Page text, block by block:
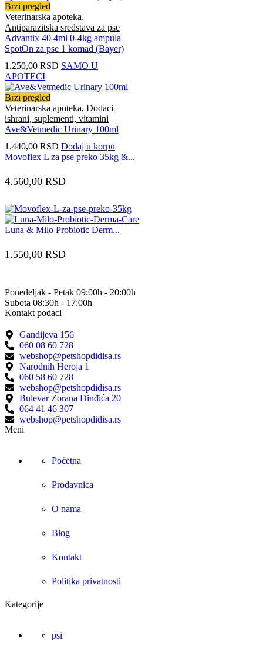
Brzi pregled
Veterinarska apoteka,
Antiparazitska sredstava za pse
Advantix 40 4ml 0-4kg ampula
SpotOn za pse 1 komad (Bayer)
1.250,00 RSD SAMO U
APOTECI
Brzi pregled
Veterinarska apoteka, Dodaci
ishrani, suplementi, vitamini
Ave&Vetmedic Urinary 100ml
1.440,00 RSD Dodaj u korpu
Movoflex L za pse preko 35kg &...
4.560,00 RSD
Luna & Milo Probiotic Derm...
1.550,00 RSD
Ponedeljak - Petak 09:00h - 20:00h
Subota 08:30h - 17:00h
Kontakt podaci
Gandijeva 156
060 08 60 728
webshop@petshopdidisa.rs
Narodnih Heroja 1
060 58 60 728
webshop@petshopdidisa.rs
Bulevar Zorana Đinđića 20
064 41 46 307
webshop@petshopdidisa.rs
Meni
Početna
Prodavnica
O nama
Blog
Kontakt
Politika privatnosti
Kategorije
psi